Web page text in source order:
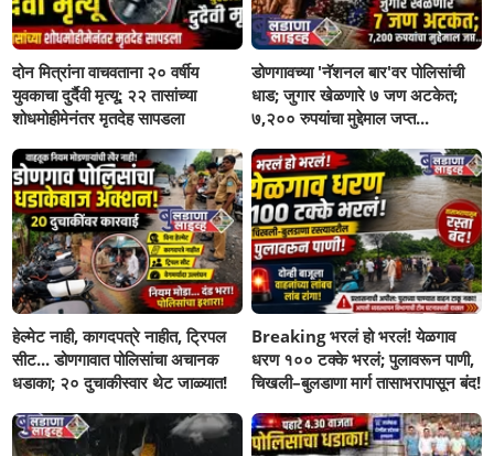
दोन मित्रांना वाचवताना २० वर्षीय
युवकाचा दुर्दैवी मृत्यू; २२ तासांच्या
शोधमोहीमेनंतर मृतदेह सापडला
डोणगावच्या 'नॅशनल बार'वर पोलिसांची
धाड; जुगार खेळणारे ७ जण अटकेत;
७,२०० रुपयांचा मुद्देमाल जप्त...
हेल्मेट नाही, कागदपत्रे नाहीत, ट्रिपल
सीट... डोणगावात पोलिसांचा अचानक
धडाका; २० दुचाकीस्वार थेट जाळ्यात!
Breaking भरलं हो भरलं! येळगाव
धरण १०० टक्के भरलं; पुलावरून पाणी,
चिखली–बुलडाणा मार्ग तासाभरापासून बंद!